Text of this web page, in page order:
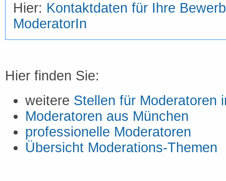
Hier: Kontaktdaten für Ihre
ModeratorIn
Hier finden Sie:
weitere Stellen für Moderatoren
Moderatoren aus München
professionelle Moderatoren
Übersicht Moderations-Themen